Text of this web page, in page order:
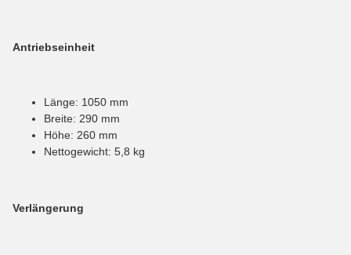
Antriebseinheit
Länge: 1050 mm
Breite: 290 mm
Höhe: 260 mm
Nettogewicht: 5,8 kg
Verlängerung